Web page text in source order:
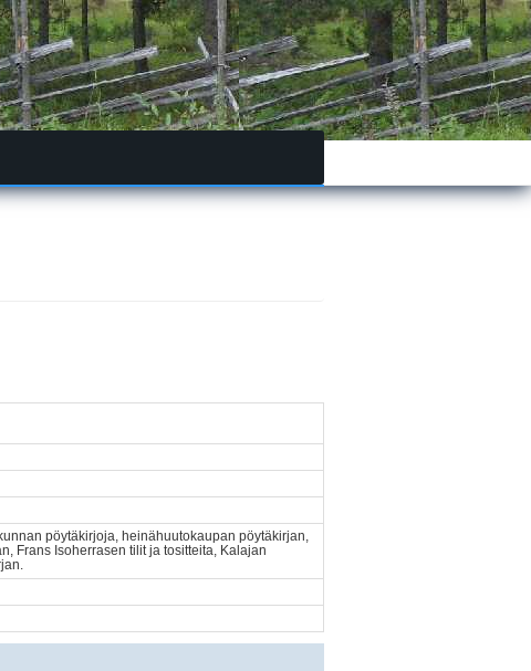
pöytäkirjoja, heinähuutokaupan pöytäkirjan,
Frans Isoherrasen tilit ja tositteita, Kalajan